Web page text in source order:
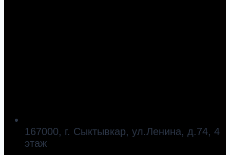
167000, г. Сыктывкар, ул.Ленина, д.74, 4
этаж